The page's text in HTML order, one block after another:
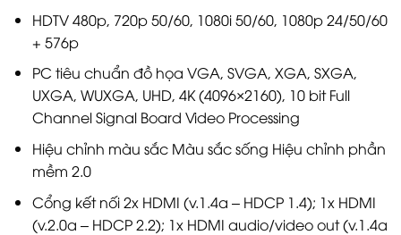
HDTV 480p, 720p 50/60, 1080i 50/60, 1080p 24/50/60
+ 576p
PC tiêu chuẩn đồ họa VGA, SVGA, XGA, SXGA,
UXGA, WUXGA, UHD, 4K (4096×2160), 10 bit Full
Channel Signal Board Video Processing
Hiệu chỉnh màu sắc Màu sắc sống Hiệu chỉnh phần
mềm 2.0
Cổng kết nối 2x HDMI (v.1.4a – HDCP 1.4); 1x HDMI
(v.2.0a – HDCP 2.2); 1x HDMI audio/video out (v.1.4a